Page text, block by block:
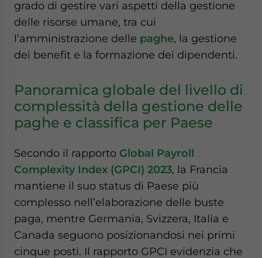
grado di gestire vari aspetti della gestione
delle risorse umane, tra cui
l’amministrazione delle paghe, la gestione
dei benefit e la formazione dei dipendenti.
Panoramica globale del livello di
complessità della gestione delle
paghe e classifica per Paese
Secondo il rapporto Global Payroll
Complexity Index (GPCI) 2023, la Francia
mantiene il suo status di Paese più
complesso nell’elaborazione delle buste
paga, mentre Germania, Svizzera, Italia e
Canada seguono posizionandosi nei primi
cinque posti. Il rapporto GPCI evidenzia che